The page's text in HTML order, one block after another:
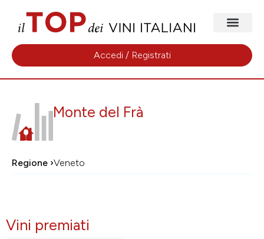
Accedi / Registrati
Monte del Frà
Regione ›Veneto
Vini premiati